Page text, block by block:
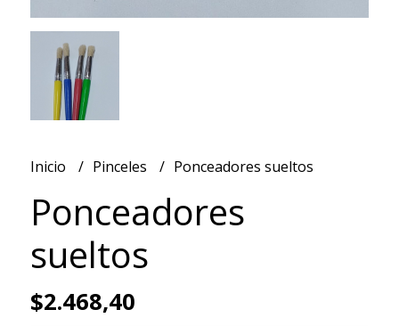
Inicio Pinceles Ponceadores sueltos
Ponceadores
sueltos
$2.468,40